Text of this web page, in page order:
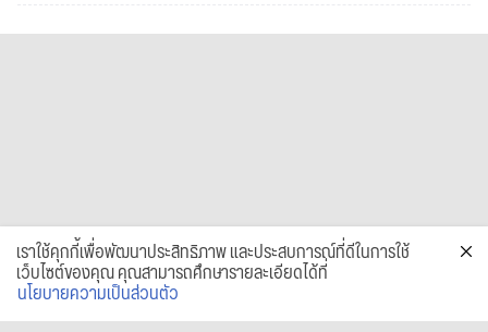
เราใช้คุกกี้เพื่อพัฒนาประสิทธิภาพ และประสบการณ์ที่ดีในการใช้
เว็บไซต์ของคุณ คุณสามารถศึกษารายละเอียดได้ที่
นโยบายความเป็นส่วนตัว